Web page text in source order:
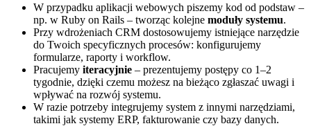
W przypadku aplikacji webowych piszemy kod od podstaw –
np. w Ruby on Rails – tworząc kolejne moduły systemu.
Przy wdrożeniach CRM dostosowujemy istniejące narzędzie
do Twoich specyficznych procesów: konfigurujemy
formularze, raporty i workflow.
Pracujemy iteracyjnie – prezentujemy postępy co 1–2
tygodnie, dzięki czemu możesz na bieżąco zgłaszać uwagi i
wpływać na rozwój systemu.
W razie potrzeby integrujemy system z innymi narzędziami,
takimi jak systemy ERP, fakturowanie czy bazy danych.